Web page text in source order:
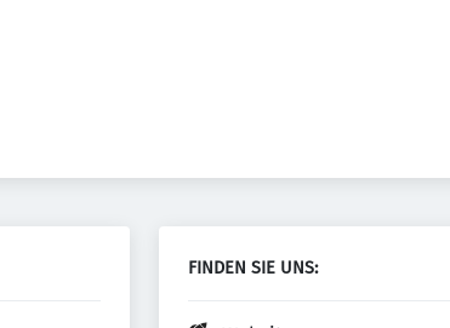
FINDEN SIE UNS: